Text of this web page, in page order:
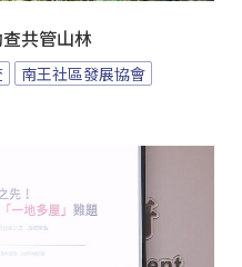
共管山林
南王社區發展協會